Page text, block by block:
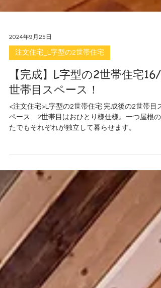
2024年9月25日
【完成】L字型の2世帯住宅16/2
世帯目スペース！
<注文住宅>L字型の2世帯住宅 完成後の2世帯目ス
ペース 2世帯目はおひとり様仕様。一つ屋根の